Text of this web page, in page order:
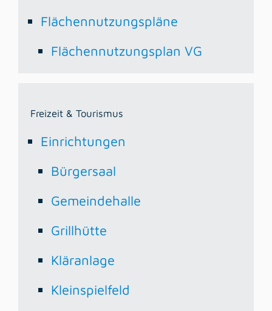
Flächennutzungspläne
Flächennutzungsplan VG
Freizeit & Tourismus
Einrichtungen
Bürgersaal
Gemeindehalle
Grillhütte
Kläranlage
Kleinspielfeld